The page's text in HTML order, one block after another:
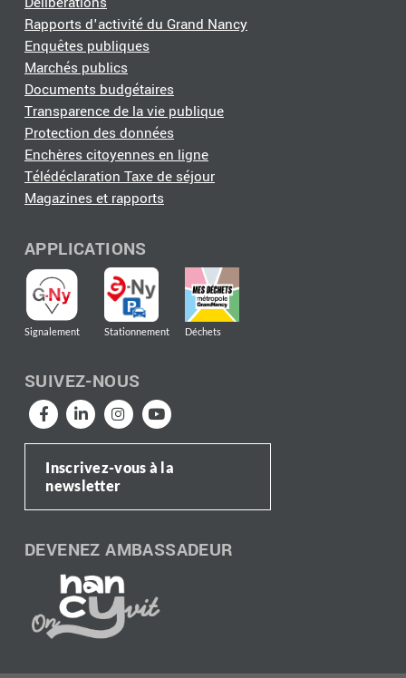
Rapports d'activité du Grand Nancy
Enquêtes publiques
Marchés publics
Documents budgétaires
Transparence de la vie publique
Protection des données
Enchères citoyennes en ligne
Télédéclaration Taxe de séjour
Magazines et rapports
APPLICATIONS
Signalement Stationnement Déchets
SUIVEZ-NOUS
Inscrivez-vous à la
newsletter
DEVENEZ AMBASSADEUR